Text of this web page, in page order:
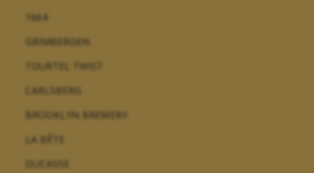
1664
GRIMBERGEN
TOURTEL TWIST
CARLSBERG
BROOKLYN BREWERY
LA BÊTE
DUCASSE